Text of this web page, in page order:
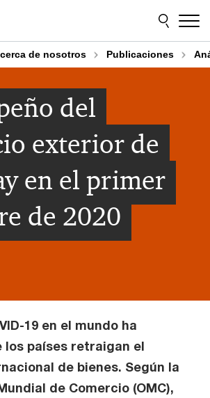
de nosotros Publicaciones
del
exterior de
en el primer
de 2020
19 en el mundo ha
los países retraigan el
de bienes. Según la
de Comercio (OMC),